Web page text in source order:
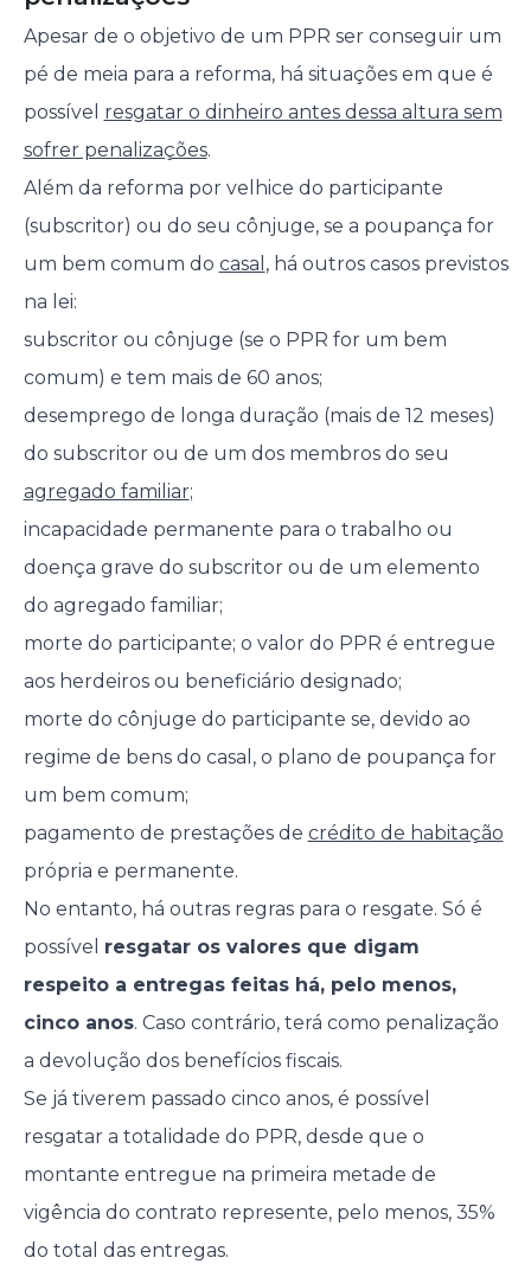
Apesar de o objetivo de um PPR ser conseguir um
pé de meia para a reforma, há situações em que é
possível resgatar o dinheiro antes dessa altura sem
sofrer penalizações.
Além da reforma por velhice do participante
(subscritor) ou do seu cônjuge, se a poupança for
um bem comum do casal , há outros casos previstos
na lei:
subscritor ou cônjuge (se o PPR for um bem
comum) e tem mais de 60 anos;
desemprego de longa duração (mais de 12 meses)
do subscritor ou de um dos membros do seu
agregado familiar;
incapacidade permanente para o trabalho ou
doença grave do subscritor ou de um elemento
do agregado familiar;
morte do participante; o valor do PPR é entregue
aos herdeiros ou beneficiário designado;
morte do cônjuge do participante se, devido ao
regime de bens do casal, o plano de poupança for
um bem comum;
pagamento de prestações de crédito de habitação
própria e permanente.
No entanto, há outras regras para o resgate. Só é
possível resgatar os valores que digam
respeito a entregas feitas há, pelo menos,
cinco anos. Caso contrário, terá como penalização
a devolução dos benefícios fiscais.
Se já tiverem passado cinco anos, é possível
resgatar a totalidade do PPR, desde que o
montante entregue na primeira metade de
vigência do contrato represente, pelo menos, 35%
do total das entregas.